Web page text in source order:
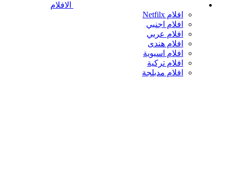
الافلام
افلام Netfilx
افلام اجنبي
افلام عربي
افلام هندى
افلام اسيوية
افلام تركية
افلام مدبلجة